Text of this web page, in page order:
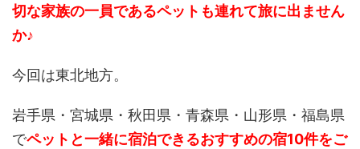
切な家族の一員であるペットも連れて旅に出ません
か♪
今回は東北地方。
岩手県・宮城県・秋田県・青森県・山形県・福島県
でペットと一緒に宿泊できるおすすめの宿10件をご